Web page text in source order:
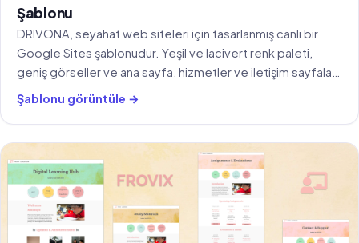
Şablonu
DRIVONA, seyahat web siteleri için tasarlanmış canlı bir
Google Sites şablonudur. Yeşil ve lacivert renk paleti,
geniş görseller ve ana sayfa, hizmetler ve iletişim sayfaları
içerir.
Şablonu görüntüle →